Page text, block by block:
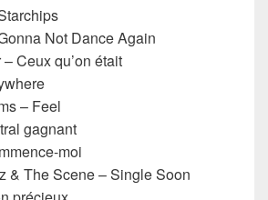
Not Dance Again
Ceux qu’on était
– Feel
gagnant
moi
& The Scene – Single Soon